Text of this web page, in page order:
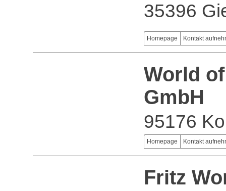
35396
Homepage Kontakt
World
GmbH
95176
Homepage Kontakt
Fritz